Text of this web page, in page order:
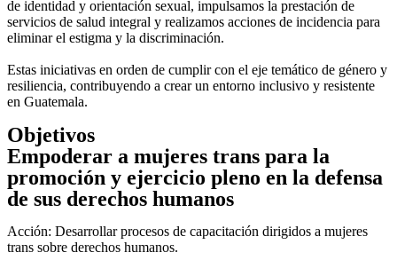
de identidad y orientación sexual, impulsamos la prestación de
servicios de salud integral y realizamos acciones de incidencia para
eliminar el estigma y la discriminación.
Estas iniciativas en orden de cumplir con el eje temático de género y
resiliencia, contribuyendo a crear un entorno inclusivo y resistente
en Guatemala.
Objetivos
Empoderar a mujeres trans para la
promoción y ejercicio pleno en la defensa
de sus derechos humanos
Acción: Desarrollar procesos de capacitación dirigidos a mujeres
trans sobre derechos humanos.